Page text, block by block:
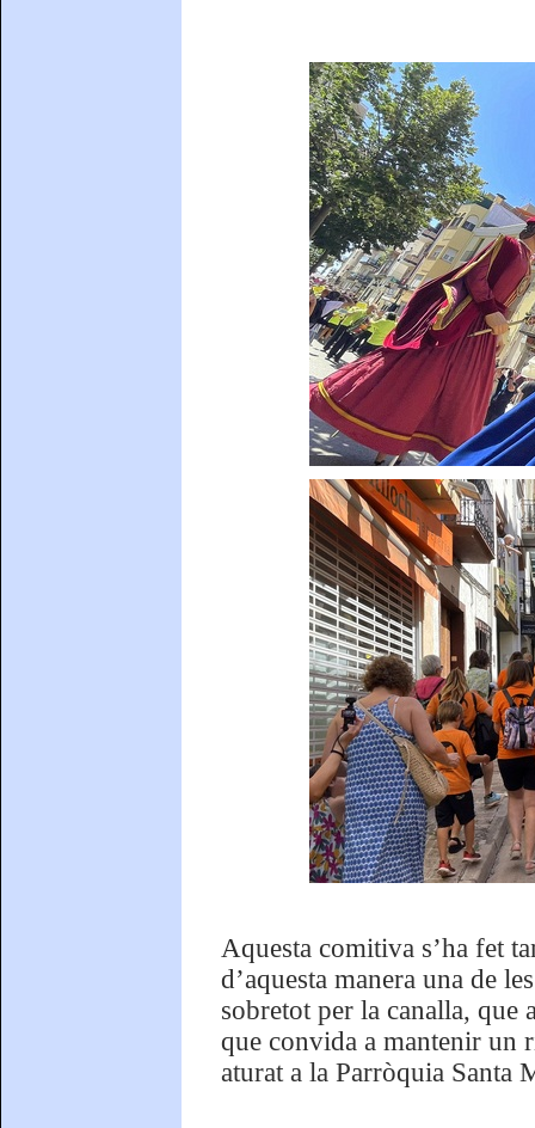
Aquesta comitiva s’ha fet
d’aquesta manera una de
sobretot per la canalla, que
que convida a mantenir un
aturat a la Parròquia Santa